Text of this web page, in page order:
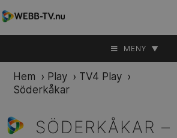
MENY ▼
Hem › Play › TV4 Play ›
Söderkåkar
SÖDERKÅKAR –